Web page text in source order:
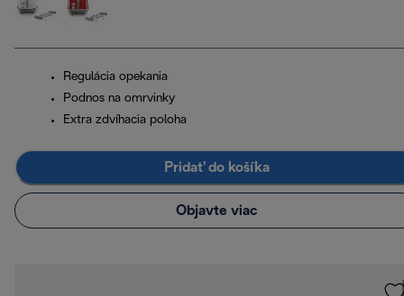
Regulácia opekania
Podnos na omrvinky
Extra zdvíhacia poloha
Pridať do košíka
Objavte viac